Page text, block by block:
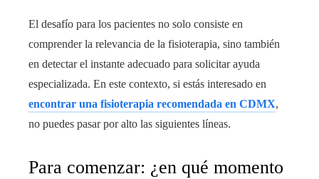
El desafío para los pacientes no solo consiste en
comprender la relevancia de la fisioterapia, sino también
en detectar el instante adecuado para solicitar ayuda
especializada. En este contexto, si estás interesado en
encontrar una fisioterapia recomendada en CDMX,
no puedes pasar por alto las siguientes líneas.
Para comenzar: ¿en qué momento